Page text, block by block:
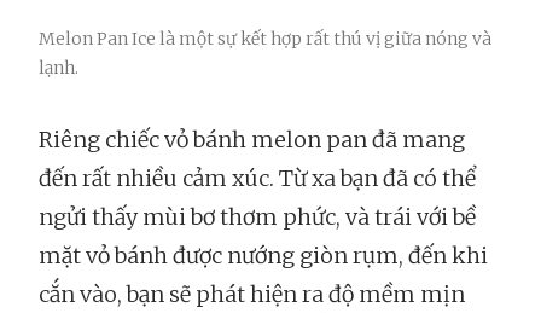
Melon Pan Ice là một sự kết hợp rất thú vị giữa nóng và
lạnh.
Riêng chiếc vỏ bánh melon pan đã mang
đến rất nhiều cảm xúc. Từ xa bạn đã có thể
ngửi thấy mùi bơ thơm phức, và trái với bề
mặt vỏ bánh được nướng giòn rụm, đến khi
cắn vào, bạn sẽ phát hiện ra độ mềm mịn